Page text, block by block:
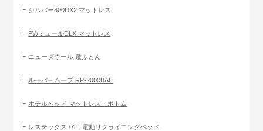
シルバー800DX2 マットレス
PWミュールDLX マットレス
ニューダウール 敷ふとん
ルーパームーブ RP-2000BAE
ホテルベッド マットレス・ボトム
レステックス-01F 電動リクライニングベッド